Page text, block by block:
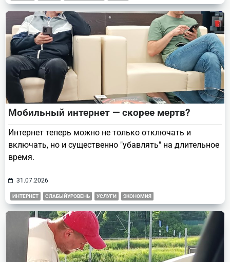
Мобильный интернет — скорее мертв?
Интернет теперь можно не только отключать и
включать, но и существенно "убавлять" на длительное
время.
31.07.2026
ИНТЕРНЕТ СЛАБЫЙУРОВЕНЬ УСЛУГИ ЭКОНОМИЯ